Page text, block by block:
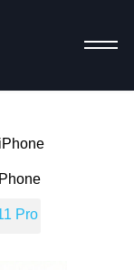
Pro